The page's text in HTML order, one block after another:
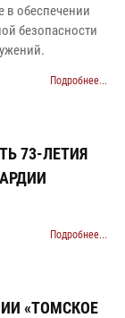
в обеспечении
безопасности
Подробнее...
73-ЛЕТИЯ
Подробнее...
«ТОМСКОЕ